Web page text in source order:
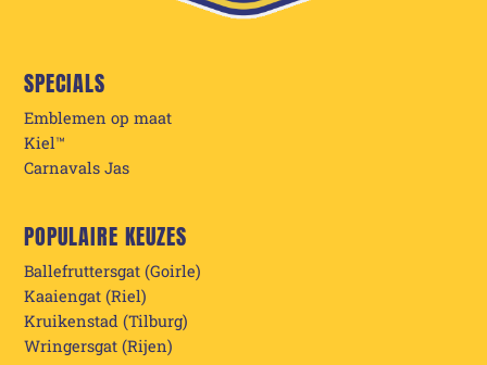
SPECIALS
Emblemen op maat
Kiel™
Carnavals Jas
POPULAIRE KEUZES
Ballefruttersgat (Goirle)
Kaaiengat (Riel)
Kruikenstad (Tilburg)
Wringersgat (Rijen)